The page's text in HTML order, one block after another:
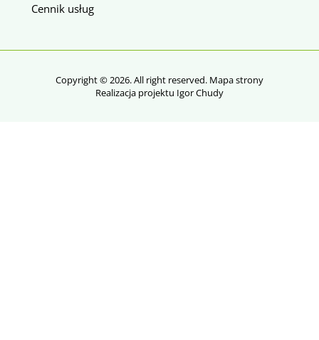
Cennik usług
Copyright © 2026. All right reserved. Mapa strony
Realizacja projektu Igor Chudy